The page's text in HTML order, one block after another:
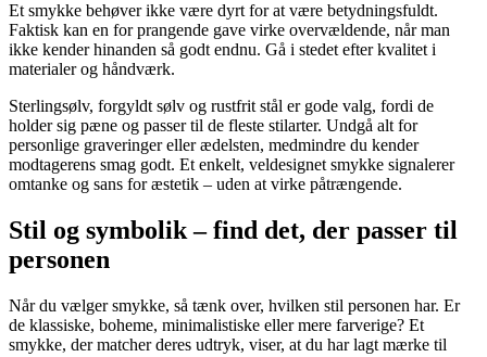
Et smykke behøver ikke være dyrt for at være betydningsfuldt.
Faktisk kan en for prangende gave virke overvældende, når man
ikke kender hinanden så godt endnu. Gå i stedet efter kvalitet i
materialer og håndværk.
Sterlingsølv, forgyldt sølv og rustfrit stål er gode valg, fordi de
holder sig pæne og passer til de fleste stilarter. Undgå alt for
personlige graveringer eller ædelsten, medmindre du kender
modtagerens smag godt. Et enkelt, veldesignet smykke signalerer
omtanke og sans for æstetik – uden at virke påtrængende.
Stil og symbolik – find det, der passer til
personen
Når du vælger smykke, så tænk over, hvilken stil personen har. Er
de klassiske, boheme, minimalistiske eller mere farverige? Et
smykke, der matcher deres udtryk, viser, at du har lagt mærke til